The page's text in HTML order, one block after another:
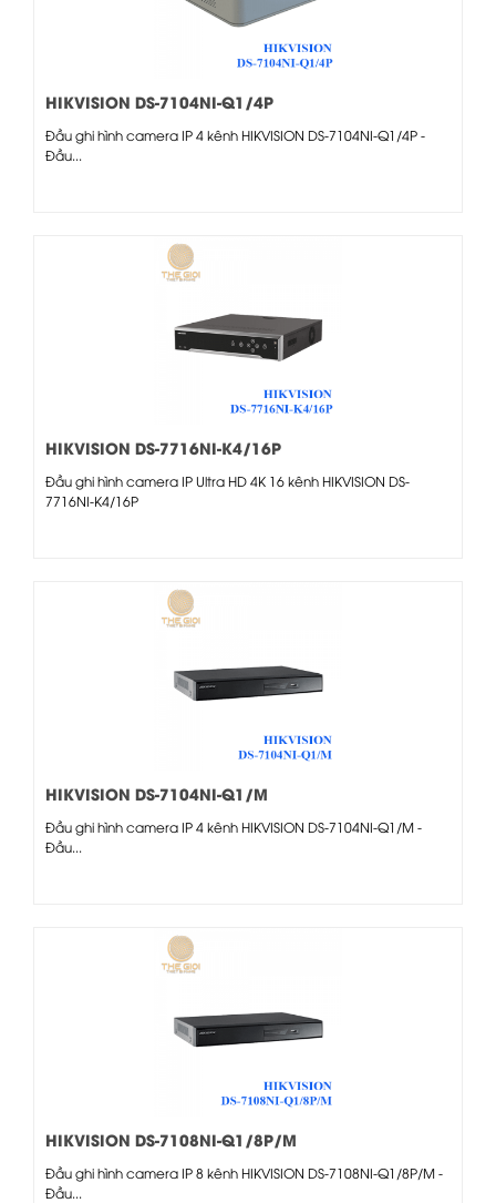
HIKVISION DS-7104NI-Q1/4P
Đầu ghi hình camera IP 4 kênh HIKVISION DS-7104NI-Q1/4P -
Đầu...
HIKVISION DS-7716NI-K4/16P
Đầu ghi hình camera IP Ultra HD 4K 16 kênh HIKVISION DS-
7716NI-K4/16P
HIKVISION DS-7104NI-Q1/M
Đầu ghi hình camera IP 4 kênh HIKVISION DS-7104NI-Q1/M -
Đầu...
HIKVISION DS-7108NI-Q1/8P/M
Đầu ghi hình camera IP 8 kênh HIKVISION DS-7108NI-Q1/8P/M -
Đầu...